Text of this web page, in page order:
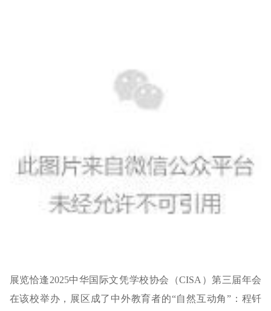
展览恰逢2025中华国际文凭学校协会（CISA）第三届年会
在该校举办，展区成了中外教育者的“自然互动角”：程钎